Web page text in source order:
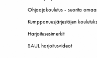
Ohjaajakoulutus - suorita
Kumppanuusjärjestöjen
Harjoitusesimerkit
SAUL harjoitusvideot